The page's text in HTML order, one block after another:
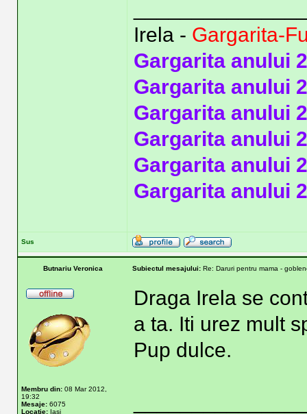
Irela - Gargarita-
Gargarita anului
Gargarita anului
Gargarita anului
Gargarita anului
Gargarita anului
Gargarita anului
Sus
Butnariu Veronica Subiectul mesajului: Re: Daruri pentru mama -
Membru din: 08 Mar 2012,
19:32
Mesaje: 6075
Locatie: Iasi
Draga Irela se
a ta. Iti urez mult
Pup dulce.